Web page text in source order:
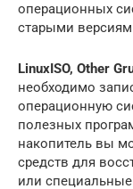
операционных
старыми
LinuxISO, Other
необходимо
операционную
полезных
накопитель вы
средств для
или